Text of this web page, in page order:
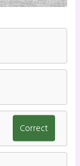
Correct